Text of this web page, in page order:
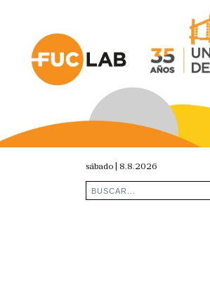
sábado | 8.8.2026